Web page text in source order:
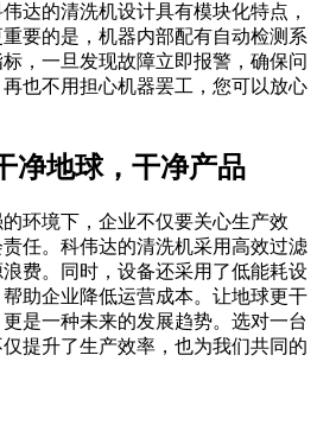
达的清洗机设计具有模块化特点，
要的是，机器内部配有自动检测系
，一旦发现故障立即报警，确保问
也不用担心机器罢工，您可以放心
净地球，干净产品
环境下，企业不仅要关心生产效
任。科伟达的清洗机采用高效过滤
费。同时，设备还采用了低能耗设
助企业降低运营成本。让地球更干
是一种未来的发展趋势。选对一台
提升了生产效率，也为我们共同的